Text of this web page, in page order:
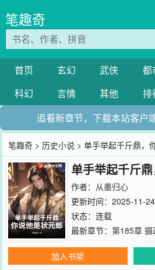
笔趣奇
首页 玄幻 武侠 都
科幻
言情 其他 排
追看新章节，下载本站客户
笔趣奇 > 历史小说 > 单手举起千斤鼎，
单手举起千斤
郎？
作者： 从墨归心
更新时间：2025-11-
状态：连载
最新章节： 第185章 摄
加入书架